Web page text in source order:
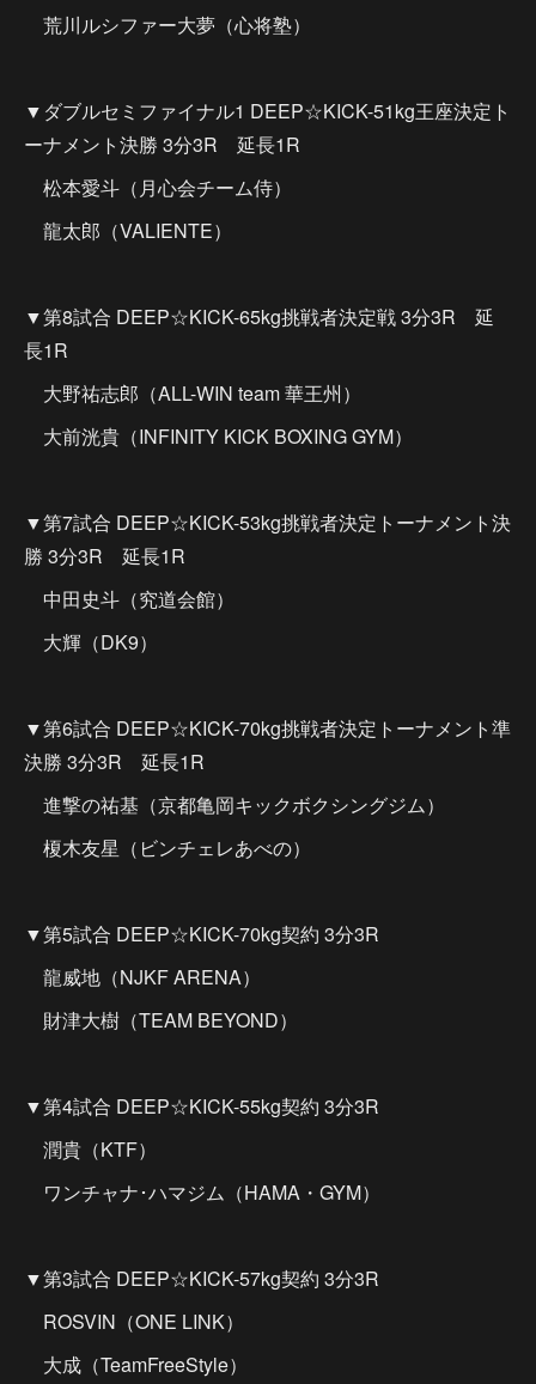
荒川ルシファー大夢（心将塾）
▼ダブルセミファイナル1 DEEP☆KICK-51kg王座決定ト
ーナメント決勝 3分3R 延長1R
松本愛斗（月心会チーム侍）
龍太郎（VALIENTE）
▼第8試合 DEEP☆KICK-65kg挑戦者決定戦 3分3R 延
長1R
大野祐志郎（ALL-WIN team 華王州）
大前洸貴（INFINITY KICK BOXING GYM）
▼第7試合 DEEP☆KICK-53kg挑戦者決定トーナメント決
勝 3分3R 延長1R
中田史斗（究道会館）
大輝（DK9）
▼第6試合 DEEP☆KICK-70kg挑戦者決定トーナメント準
決勝 3分3R 延長1R
進撃の祐基（京都亀岡キックボクシングジム）
榎木友星（ビンチェレあべの）
▼第5試合 DEEP☆KICK-70kg契約 3分3R
龍威地（NJKF ARENA）
財津大樹（TEAM BEYOND）
▼第4試合 DEEP☆KICK-55kg契約 3分3R
潤貴（KTF）
ワンチャナ･ハマジム（HAMA・GYM）
▼第3試合 DEEP☆KICK-57kg契約 3分3R
ROSVIN（ONE LINK）
大成（TeamFreeStyle）